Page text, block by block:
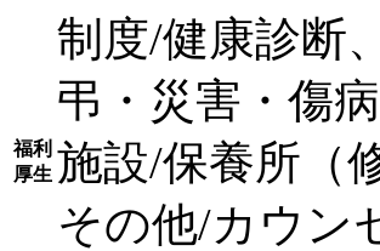
福利
厚生
制度/健康診断
弔・災害・傷
施設/保養所（
その他/カウン